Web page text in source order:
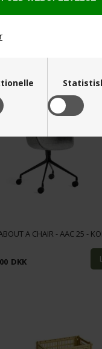
A CHAIR - AAC 25 -
DKK